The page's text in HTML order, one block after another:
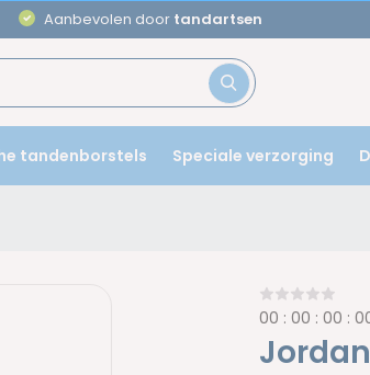
Aanbevolen door tandartsen
tandenborstels Speciale verzorging
00 :00 :00 :0